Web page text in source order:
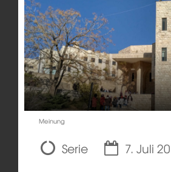
Meinung
Serie
7. Juli